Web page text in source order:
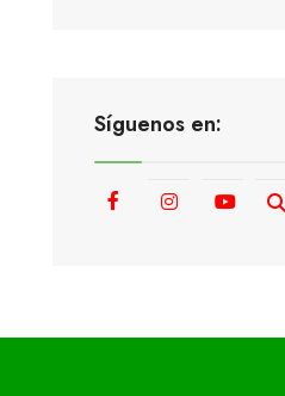
Síguenos en: